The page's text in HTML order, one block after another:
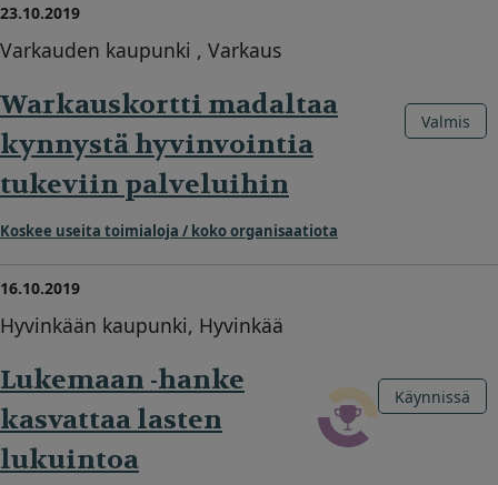
23.10.2019
Varkauden kaupunki , Varkaus
Warkauskortti madaltaa
kynnystä hyvinvointia
tukeviin palveluihin
Koskee useita toimialoja / koko organisaatiota
Valmis
16.10.2019
Hyvinkään kaupunki, Hyvinkää
Lukemaan -hanke
kasvattaa lasten
lukuintoa
Käynnissä